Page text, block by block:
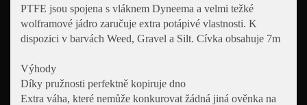
PTFE jsou spojena s vláknem Dyneema a velmi težké
wolframové jádro zaručuje extra potápivé vlastnosti. K
dispozici v barvách Weed, Gravel a Silt. Cívka obsahuje 7m
Výhody
Díky pružnosti perfektně kopiruje dno
Extra váha, které nemůže konkurovat žádná jiná ověnka na